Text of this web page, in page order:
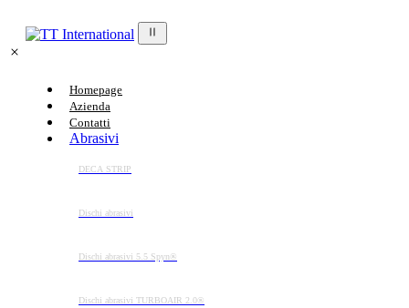
Homepage
Azienda
Contatti
Abrasivi
DECA STRIP
Dischi abrasivi
Dischi abrasivi 5.5 Spyn®
Dischi abrasivi TURBOAIR 2.0®